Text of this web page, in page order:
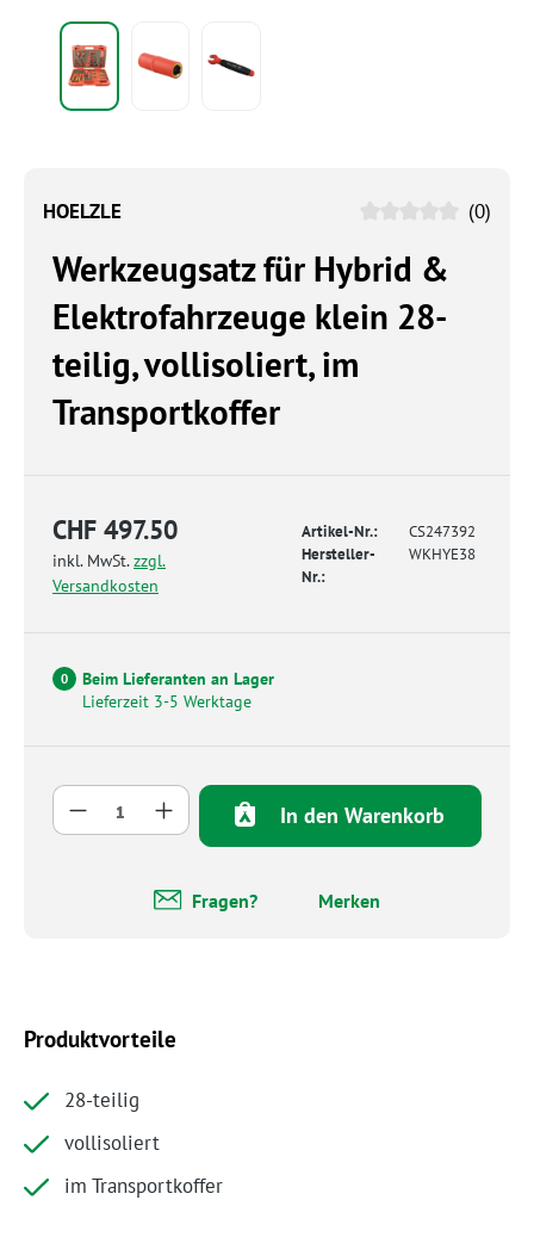
HOELZLE (0)
Werkzeugsatz für Hybrid &
Elektrofahrzeuge klein 28-
teilig, vollisoliert, im
Transportkoffer
CHF 497.50
inkl. MwSt.zzgl.
Versandkosten
Artikel-Nr.:
CS247392
Hersteller-
Nr.:
WKHYE38
0
Beim Lieferanten an Lager
Lieferzeit 3-5 Werktage
Produkt Anzahl: Gib den gewünschten
In den Warenkorb
Fragen? Merken
Produktvorteile
28-teilig
vollisoliert
im Transportkoffer